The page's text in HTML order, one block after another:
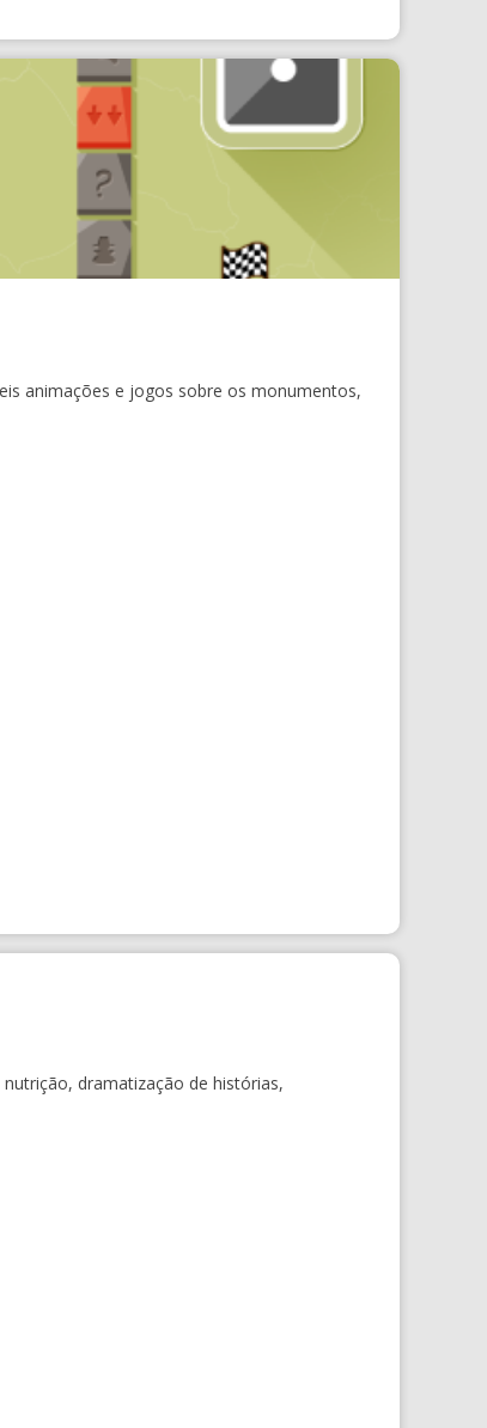
animações e jogos sobre os monumentos,
dramatização de histórias,